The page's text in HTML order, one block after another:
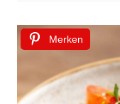
Merken